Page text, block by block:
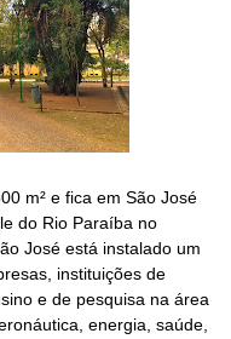
m² e fica em São José
do Rio Paraíba no
José está instalado um
instituições de
e de pesquisa na área
energia, saúde,